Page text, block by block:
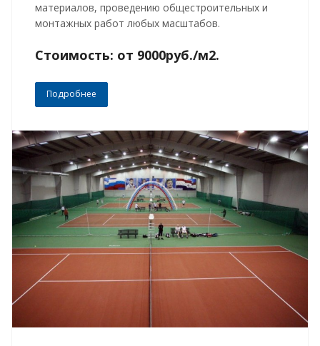
материалов, проведению общестроительных и
монтажных работ любых масштабов.
Стоимость: от 9000руб./м2.
Подробнее